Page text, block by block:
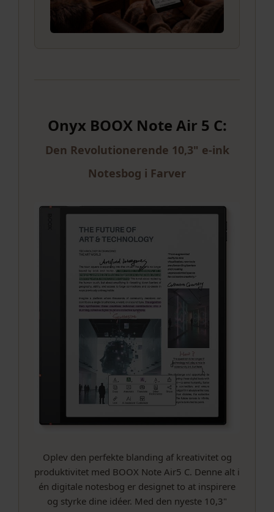
Onyx BOOX Note Air 5 C:
Den Revolutionerende 10,3" e-ink
Notesbog i Farver
Oplev den perfekte blanding af kreativitet og
produktivitet med BOOX Note Air5 C. Denne alt i
én digitale notesbog er designet to at inspirere
og styrke dine idéer. Med den nyeste 10,3"